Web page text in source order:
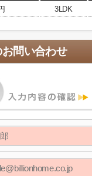
3LDK
問い合わせ